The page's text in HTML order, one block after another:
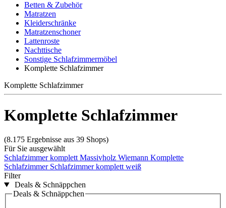
Betten & Zubehör
Matratzen
Kleiderschränke
Matratzenschoner
Lattenroste
Nachttische
Sonstige Schlafzimmermöbel
Komplette Schlafzimmer
Komplette Schlafzimmer
Komplette Schlafzimmer
(8.175 Ergebnisse aus 39 Shops)
Für Sie ausgewählt
Schlafzimmer komplett Massivholz Wiemann Komplette
Schlafzimmer Schlafzimmer komplett weiß
Filter
Deals & Schnäppchen
Deals & Schnäppchen